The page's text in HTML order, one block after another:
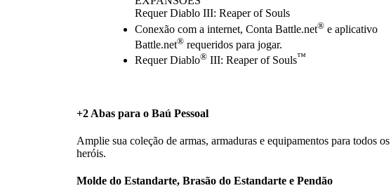
Product Notification
Requer Diablo III: Reaper of Souls
Preço
Available actions
Conexão com a internet, Conta Battle.net® e aplicativo
Battle.net® requeridos para jogar.
Requer Diablo® III: Reaper of Souls™
+2 Abas para o Baú Pessoal
Amplie sua coleção de armas, armaduras e equipamentos para todos os
heróis.
Molde do Estandarte, Brasão do Estandarte e Pendão